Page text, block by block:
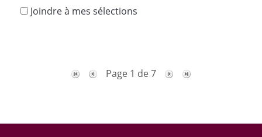
Joindre à mes sélections
Page 1 de 7